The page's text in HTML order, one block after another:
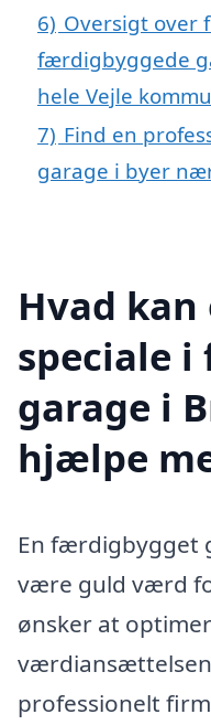
6) Oversigt over
færdigbyggede
hele Vejle
7) Find en
garage i byer
Hvad
speciale
garage i
hjælpe
En færdigbygget
være guld værd
ønsker at
værdiansættelsen
professionelt